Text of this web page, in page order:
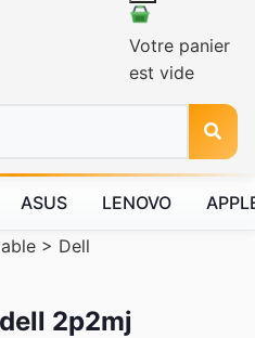
Votre panier
est vide
ASUS LENOVO
> Dell
2p2mj